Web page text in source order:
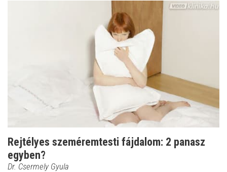
Rejtélyes szeméremtesti fájdalom: 2 panasz
egyben?
Dr. Csermely Gyula